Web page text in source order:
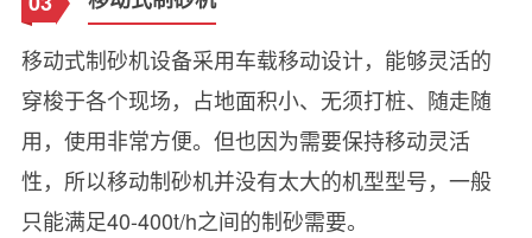
移动式制砂机设备采用车载移动设计，能够灵活的
穿梭于各个现场，占地面积小、无须打桩、随走随
用，使用非常方便。但也因为需要保持移动灵活
性，所以移动制砂机并没有太大的机型型号，一般
只能满足40-400t/h之间的制砂需要。